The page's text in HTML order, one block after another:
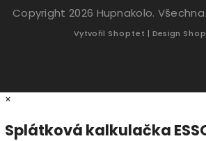
Copyright 2026 Hupnakolo.
Vytvořil Shoptet | Design
×
Splátková kalkulačka